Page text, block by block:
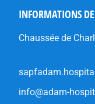
INFORMATIONS
Chaussée de
info@adam-